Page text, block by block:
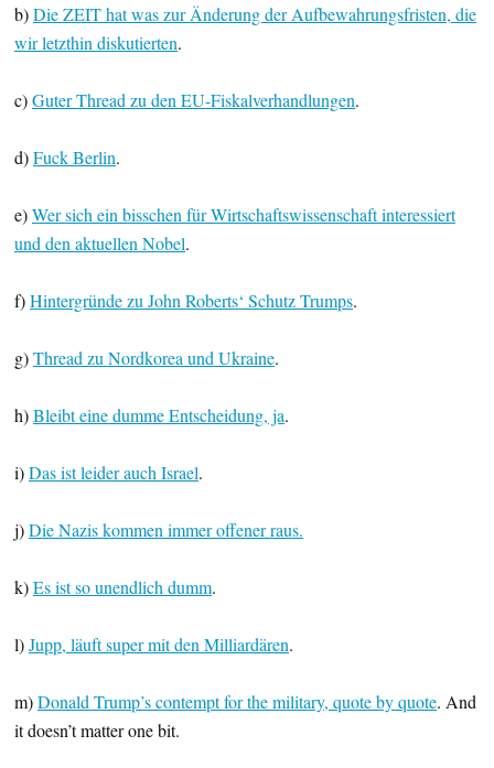
b)Die ZEIT hat was zur Änderung der Aufbewahrungsfristen, die
wir letzthin diskutierten.
c)Guter Thread zu den EU-Fiskalverhandlungen.
d)Fuck Berlin.
e)Wer sich ein bisschen für Wirtschaftswissenschaft interessiert
und den aktuellen Nobel.
f)Hintergründe zu John Roberts‘ Schutz Trumps.
g)Thread zu Nordkorea und Ukraine.
h)Bleibt eine dumme Entscheidung, ja.
i)Das ist leider auch Israel.
j)Die Nazis kommen immer offener raus.
k)Es ist so unendlich dumm.
l)Jupp, läuft super mit den Milliardären.
m)Donald Trump’s contempt for the military, quote by quote. And
it doesn’t matter one bit.